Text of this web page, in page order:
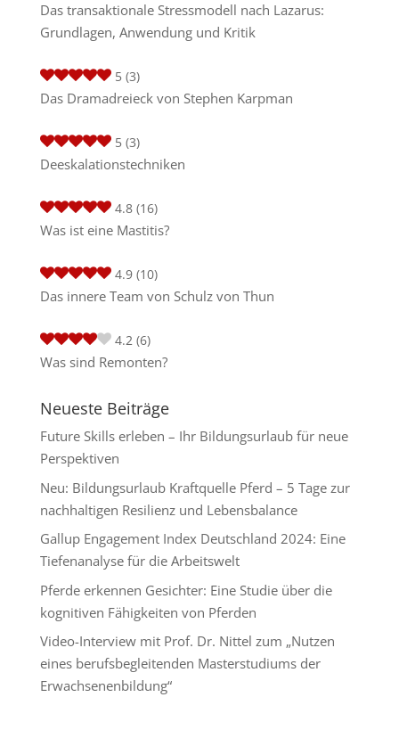
Das transaktionale Stressmodell nach Lazarus:
Grundlagen, Anwendung und Kritik
5 (3)
Das Dramadreieck von Stephen Karpman
5 (3)
Deeskalationstechniken
4.8 (16)
Was ist eine Mastitis?
4.9 (10)
Das innere Team von Schulz von Thun
4.2 (6)
Was sind Remonten?
Neueste Beiträge
Future Skills erleben – Ihr Bildungsurlaub für neue
Perspektiven
Neu: Bildungsurlaub Kraftquelle Pferd – 5 Tage zur
nachhaltigen Resilienz und Lebensbalance
Gallup Engagement Index Deutschland 2024: Eine
Tiefenanalyse für die Arbeitswelt
Pferde erkennen Gesichter: Eine Studie über die
kognitiven Fähigkeiten von Pferden
Video-Interview mit Prof. Dr. Nittel zum „Nutzen
eines berufsbegleitenden Masterstudiums der
Erwachsenenbildung“